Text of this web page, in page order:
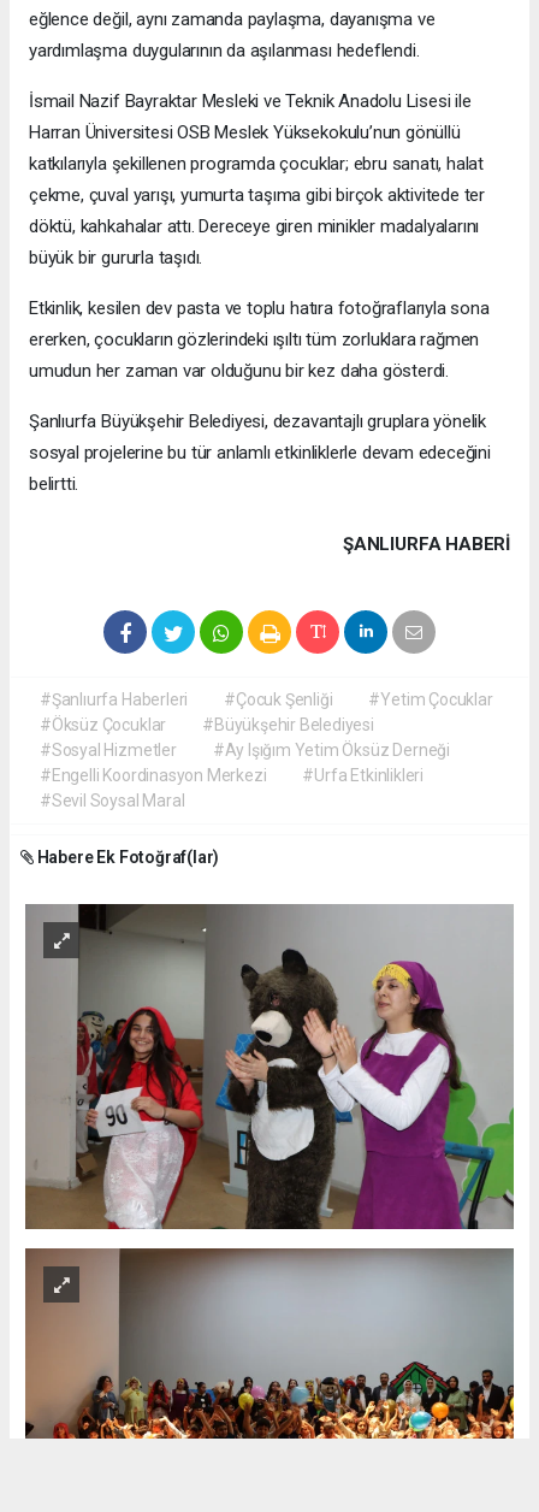
eğlence değil, aynı zamanda paylaşma, dayanışma ve
yardımlaşma duygularının da aşılanması hedeflendi.
İsmail Nazif Bayraktar Mesleki ve Teknik Anadolu Lisesi ile
Harran Üniversitesi OSB Meslek Yüksekokulu’nun gönüllü
katkılarıyla şekillenen programda çocuklar; ebru sanatı, halat
çekme, çuval yarışı, yumurta taşıma gibi birçok aktivitede ter
döktü, kahkahalar attı. Dereceye giren minikler madalyalarını
büyük bir gururla taşıdı.
Etkinlik, kesilen dev pasta ve toplu hatıra fotoğraflarıyla sona
ererken, çocukların gözlerindeki ışıltı tüm zorluklara rağmen
umudun her zaman var olduğunu bir kez daha gösterdi.
Şanlıurfa Büyükşehir Belediyesi, dezavantajlı gruplara yönelik
sosyal projelerine bu tür anlamlı etkinliklerle devam edeceğini
belirtti.
ŞANLIURFA HABERİ
#Şanlıurfa Haberleri #Çocuk Şenliği
#Yetim Çocuklar
#Öksüz Çocuklar
#Büyükşehir Belediyesi
#Sosyal Hizmetler
#Ay Işığım Yetim Öksüz Derneği
#Engelli Koordinasyon Merkezi
#Urfa Etkinlikleri
#Sevil Soysal Maral
Habere Ek Fotoğraf(lar)